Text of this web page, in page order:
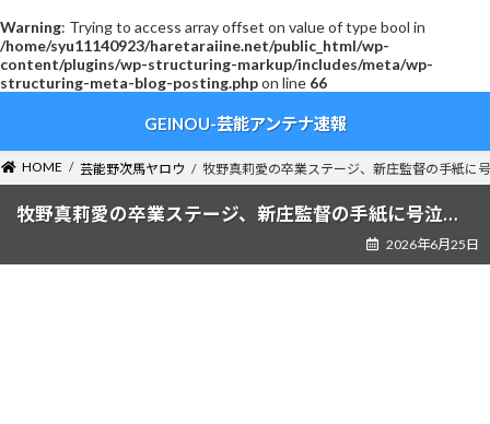
Warning: Trying to access array offset on value of type bool in
/home/syu11140923/haretaraiine.net/public_html/wp-
content/plugins/wp-structuring-markup/includes/meta/wp-
structuring-meta-blog-posting.phpon line 66
ン
ツ
ー
シ
GEINOU-芸能アンテナ速報
HOME 芸能野次馬ヤロウ 牧野真莉愛の卒業ステージ、新庄監督の手紙に
牧野真莉愛の卒業ステージ、新庄監督の手紙に号泣…
2026年6月25日